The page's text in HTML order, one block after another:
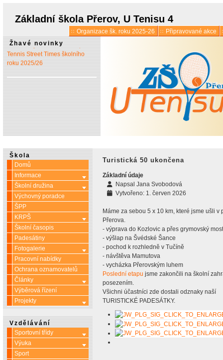
Základní škola Přerov, U Tenisu 4
Organizace šk. roku 2025-26
Připravované akce
Žhavé novinky
prázdninách
* 13. 5.:Vyšlo 6. číslo časopisu
Tennis Street Times školního
roku 2025/26
Škola
Domů
Informace
Více o: Informace
Školní družina Více o: Školní družina
Výchovný poradce
ŠPP
KRPŠ
Více o: KRPŠ
Školní časopis
Padesátiny
Fotogalerie
Více o: Fotogalerie
Pracovní nabídky
Ochrana oznamovatelů
Články
Více o: Články
Výběrová řízení
Projekty
Více o: Projekty
Vzdělávání
Sportovní třídy
Více o: Sportovní třídy
Výuka Více o: Výuka
Sport
Turistická 50 ukončena
Základní údaje
Napsal Jana Svobodová
Vytvořeno: 1. červen 2026
Máme za sebou 5 x 10 km, které jsme ušli
Přerova.
- výprava do Kozlovic a přes grymovský
- výšlap na Švédské Šance
- pochod k rozhledně v Tučíně
- návštěva Mamutova
- vycházka Přerovským luhem
Poslední etapu jsme zakončili na školní
posezením.
Všichni účastníci zde dostali odznaky naší
TURISTICKÉ PADESÁTKY.